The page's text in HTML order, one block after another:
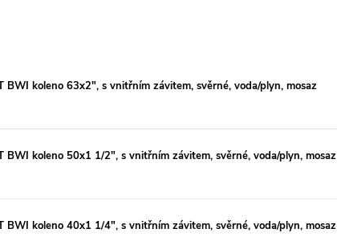
BWI koleno 63x2", s vnitřním závitem, svěrné, voda/plyn, mosaz
BWI koleno 50x1 1/2", s vnitřním závitem, svěrné, voda/plyn, mosaz
BWI koleno 40x1 1/4", s vnitřním závitem, svěrné, voda/plyn, mosaz